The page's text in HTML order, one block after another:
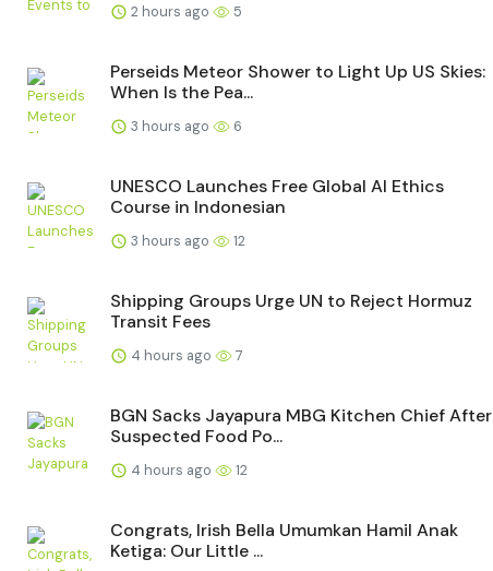
2 hours ago 5
Perseids Meteor Shower to Light Up US Skies:
When Is the Pea...
3 hours ago 6
UNESCO Launches Free Global AI Ethics
Course in Indonesian
3 hours ago 12
Shipping Groups Urge UN to Reject Hormuz
Transit Fees
4 hours ago 7
BGN Sacks Jayapura MBG Kitchen Chief After
Suspected Food Po...
4 hours ago 12
Congrats, Irish Bella Umumkan Hamil Anak
Ketiga: Our Little ...